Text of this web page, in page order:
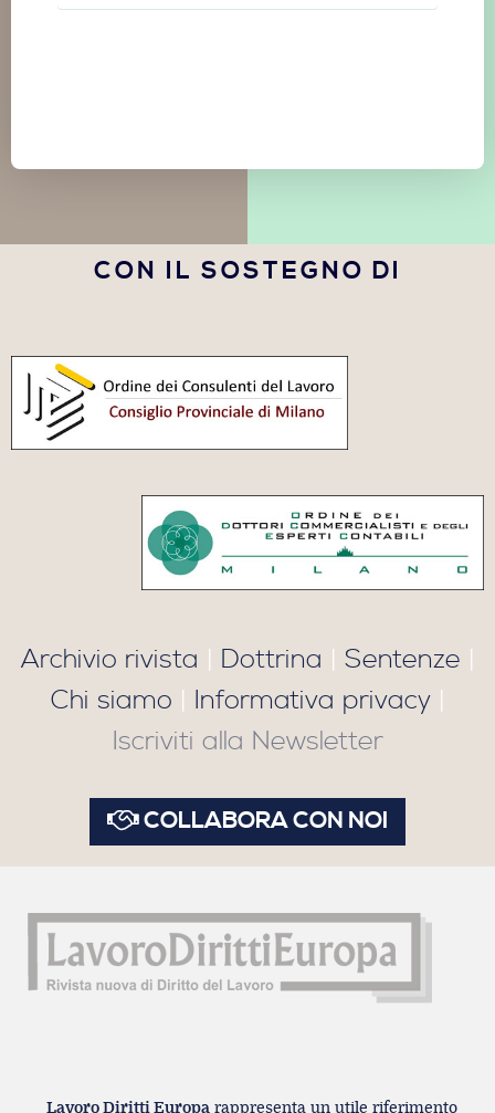
CON IL SOSTEGNO DI
Archivio rivista | Dottrina | Sentenze |
Chi siamo | Informativa privacy|
Iscriviti alla Newsletter
COLLABORA CON NOI
Lavoro Diritti Europa rappresenta un utile riferimento